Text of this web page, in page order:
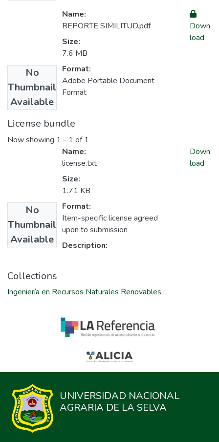
No
Thumbnail
Available
Name:
REPORTE SIMILITUD.pdf
Size:
7.6 MB
Format:
Adobe Portable Document
Format
Down
load
License bundle
Now showing 1 - 1 of 1
No
Thumbnail
Available
Name:
license.txt
Size:
1.71 KB
Format:
Item-specific license agreed
upon to submission
Description:
Down
load
Collections
Ingeniería en Recursos Naturales Renovables
UNIVERSIDAD NACIONAL
AGRARIA DE LA SELVA